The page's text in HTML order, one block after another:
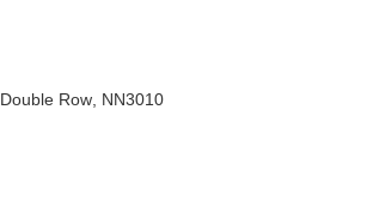
Double Row NN3010